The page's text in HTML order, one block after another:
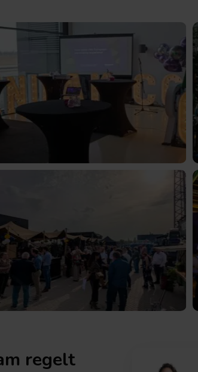
Bekijk
de
afbeelding
regelt